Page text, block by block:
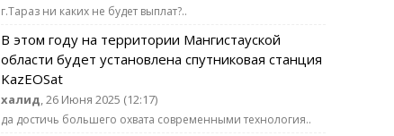
г.Тараз ни каких не будет выплат?..
В этом году на территории Мангистауской
области будет установлена спутниковая станция
KazEOSat
халид, 26 Июня 2025 (12:17)
да достичь большего охвата современными технология..